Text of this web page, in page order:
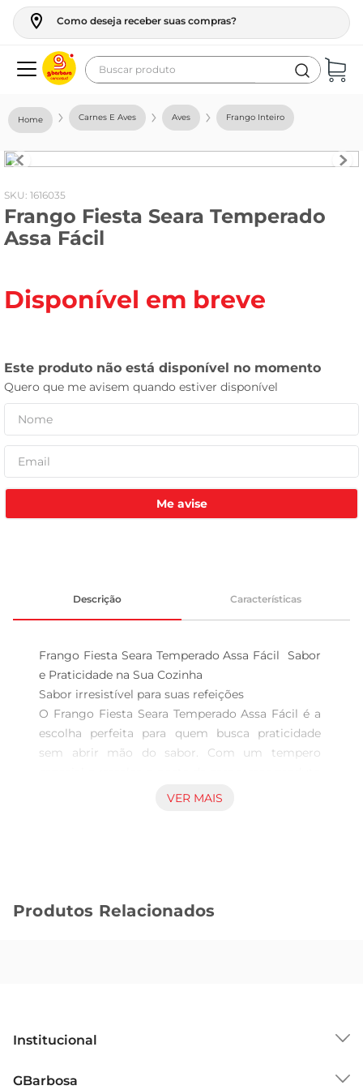
Como deseja receber suas compras?
Buscar produto
Carnes E Aves Aves Frango Inteiro
: 1616035
Frango Fiesta Seara Temperado
Assa Fácil
Disponível em breve
Me avise
Descrição Características
Frango Fiesta Seara Temperado Assa Fácil  Sabor
e Praticidade na Sua Cozinha
Sabor irresistível para suas refeições
O Frango Fiesta Seara Temperado Assa Fácil é a
escolha perfeita para quem busca praticidade
sem abrir mão do sabor. Com um tempero
é ideal para preparar refeições rápidas e
Frango Fiesta Seara é prétemperado e pronto
A Seara é reconhecida pela qualidade de seus
com frango selecionado, ele garante um sabor
VER MAIS
Produtos Relacionados
Institucional
GBarbosa
geladeira
fogao
café
cerveja
vinho
leite pó